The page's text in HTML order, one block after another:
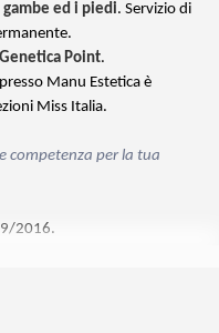
ed i piedi. Servizio di
Genetica Point.
Manu Estetica è
Miss Italia.
competenza per la tua
2016.